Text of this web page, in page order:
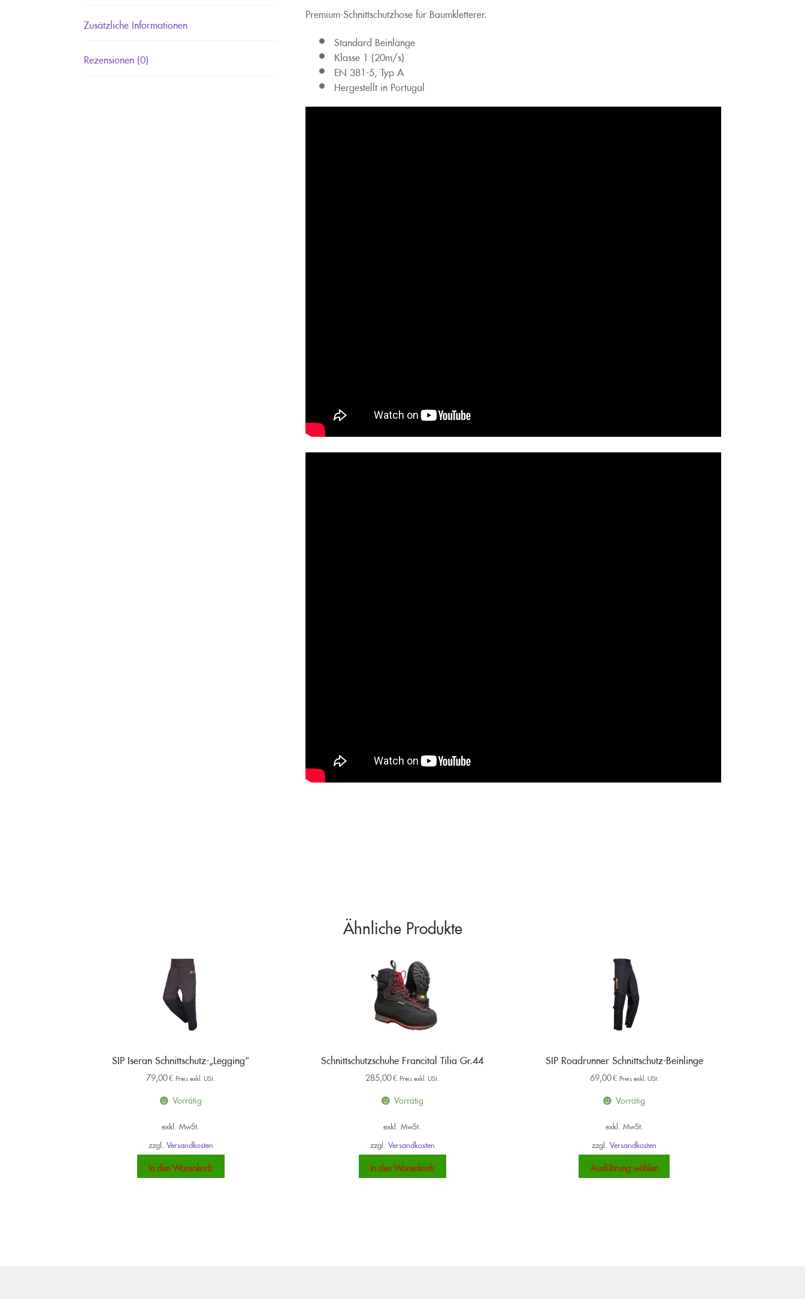
Zusätzliche Informationen
Rezensionen (0)
Premium-Schnittschutzhose für Baumkletterer.
Standard Beinlänge
Klasse 1 (20m/s)
EN 381-5, Typ A
Hergestellt in Portugal
Ähnliche Produkte
SIP Iseran Schnittschutz-„Legging“
79,00€Preis exkl. USt.
Vorrätig
exkl. MwSt.
zzgl.Versandkosten
In den Warenkorb
Schnittschutzschuhe Francital Tilia Gr.44
285,00€Preis exkl. USt.
Vorrätig
exkl. MwSt.
zzgl.Versandkosten
In den Warenkorb
SIP Roadrunner Schnittschutz-Beinlinge
69,00€Preis exkl. USt.
Vorrätig
exkl. MwSt.
zzgl.Versandkosten
Ausführung wählen Dieses
Produkt